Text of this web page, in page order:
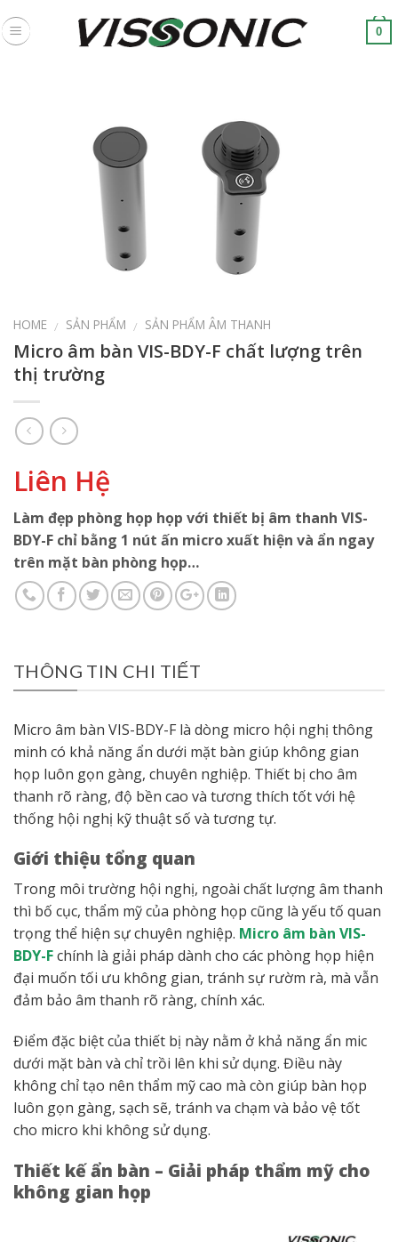
to
0
HOME / SẢN PHẨM / SẢN PHẨM ÂM THANH
Micro âm bàn VIS-BDY-F chất lượng trên
thị trường
Liên Hệ
Làm đẹp phòng họp họp với thiết bị âm thanh VIS-
BDY-F chỉ bằng 1 nút ấn micro xuất hiện và ẩn ngay
trên mặt bàn phòng họp…
THÔNG TIN CHI TIẾT
Micro âm bàn VIS-BDY-F là dòng micro hội nghị thông
minh có khả năng ẩn dưới mặt bàn giúp không gian
họp luôn gọn gàng, chuyên nghiệp. Thiết bị cho âm
thanh rõ ràng, độ bền cao và tương thích tốt với hệ
thống hội nghị kỹ thuật số và tương tự.
Giới thiệu tổng quan
Trong môi trường hội nghị, ngoài chất lượng âm thanh
thì bố cục, thẩm mỹ của phòng họp cũng là yếu tố quan
trọng thể hiện sự chuyên nghiệp. Micro âm bàn VIS-
BDY-Fchính là giải pháp dành cho các phòng họp hiện
đại muốn tối ưu không gian, tránh sự rườm rà, mà vẫn
đảm bảo âm thanh rõ ràng, chính xác.
Điểm đặc biệt của thiết bị này nằm ở khả năng ẩn mic
dưới mặt bàn và chỉ trồi lên khi sử dụng. Điều này
không chỉ tạo nên thẩm mỹ cao mà còn giúp bàn họp
luôn gọn gàng, sạch sẽ, tránh va chạm và bảo vệ tốt
cho micro khi không sử dụng.
Thiết kế ẩn bàn – Giải pháp thẩm mỹ cho
không gian họp